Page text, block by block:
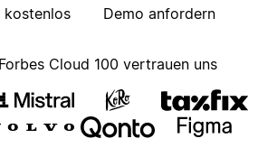
kostenlos Demo anfordern
Cloud 100 vertrauen uns